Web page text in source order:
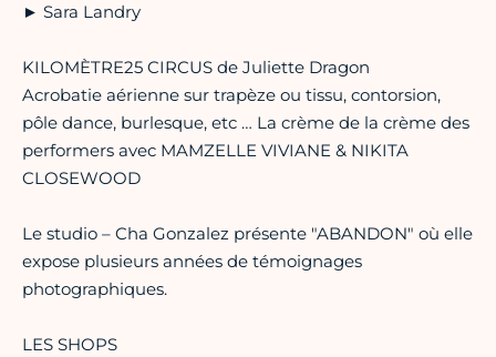
► Sara Landry
KILOMÈTRE25 CIRCUS de Juliette Dragon
Acrobatie aérienne sur trapèze ou tissu, contorsion,
pôle dance, burlesque, etc … La crème de la crème des
performers avec MAMZELLE VIVIANE & NIKITA
CLOSEWOOD
Le studio – Cha Gonzalez présente "ABANDON" où elle
expose plusieurs années de témoignages
photographiques.
LES SHOPS